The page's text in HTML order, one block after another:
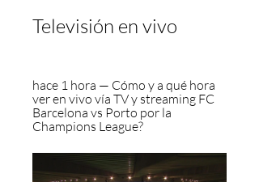
Televisión en vivo
hace 1 hora — Cómo y a qué hora
ver en vivo vía TV y streaming FC
Barcelona vs Porto por la
Champions League?